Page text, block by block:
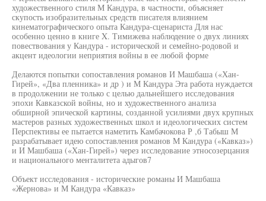
художественного стиля М Кандура, в частности, объясняет
скупость изобразительных средств писателя влиянием
кинематографического опыта Кандура-сценариста Для нас
особенно ценно в книге X. Тимижева наблюдение о двух линиях
повествования у Кандура - исторической и семейно-родовой и
акцент идеологии неприятия войны в ее любой форме
Делаются попытки сопоставления романов И Машбаша («Хан-
Гирей», «Два пленника» и др ) и М Кандура Эта работа нуждается
в продолжении не только с целью дальнейшего исследования
эпохи Кавказской войны, но и художественного анализа
обширной эпической картины, созданной усилиями двух крупных
мастеров разных художественных школ и идеологических систем
Перспективы ее пытается наметить Камбачокова Р ,б Табыш М
разрабатывает идею сопоставления романов М Кандура («Кавказ»)
и И Машбаша («Хан-Гирей») через исследование этносозерцания
и национального менталитета адыгов7
Объект исследования - исторические романы И Машбаша
«Жернова» и М Кандура «Кавказ»